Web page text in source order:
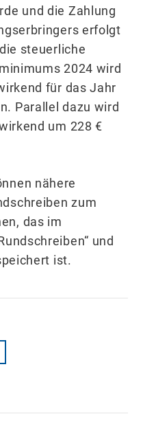
und die Zahlung
erfolgt
steuerliche
2024 wird
für das Jahr
Parallel dazu wird
um 228 €
nähere
zum
das im
und
ist.